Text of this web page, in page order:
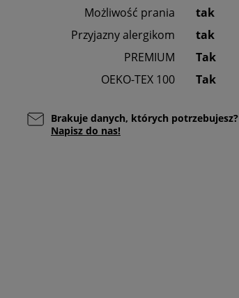
Możliwość prania
tak
Przyjazny alergikom
tak
PREMIUM
Tak
OEKO-TEX 100
Tak
Brakuje danych, których potrzebujesz?
Napisz do nas!